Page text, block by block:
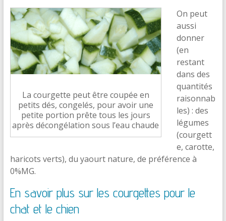
La courgette peut être coupée en
petits dés, congelés, pour avoir une
petite portion prête tous les jours
après décongélation sous l’eau chaude
On peut
aussi
donner
(en
restant
dans des
quantités
raisonnab
les) : des
légumes
(courgett
e, carotte,
haricots verts), du yaourt nature, de préférence à
0%MG.
En savoir plus sur les courgettes pour le
chat et le chien